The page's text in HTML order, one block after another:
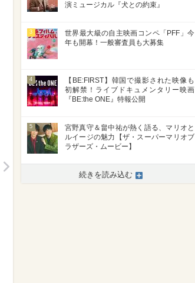
>
演ミュージカル『犬との約束』
3
世界最大級の自主映画コンペ「PFF」今
年も開幕！一般審査員も大募集
4
【BE:FIRST】韓国で撮影された映像も
初解禁！ライブドキュメンタリー映画
『BE:the ONE』特報公開
5
宮野真守＆畠中祐が熱く語る、マリオと
ルイージの魅力【ザ・スーパーマリオブ
ラザーズ・ムービー】
続きを読み込む